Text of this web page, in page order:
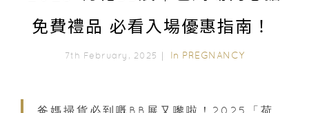
免費禮品 必看入場優惠指南！
7th February, 2025｜ In PREGNANCY
爸媽掃貨必到嘅BB展又嚟啦！2025「荷